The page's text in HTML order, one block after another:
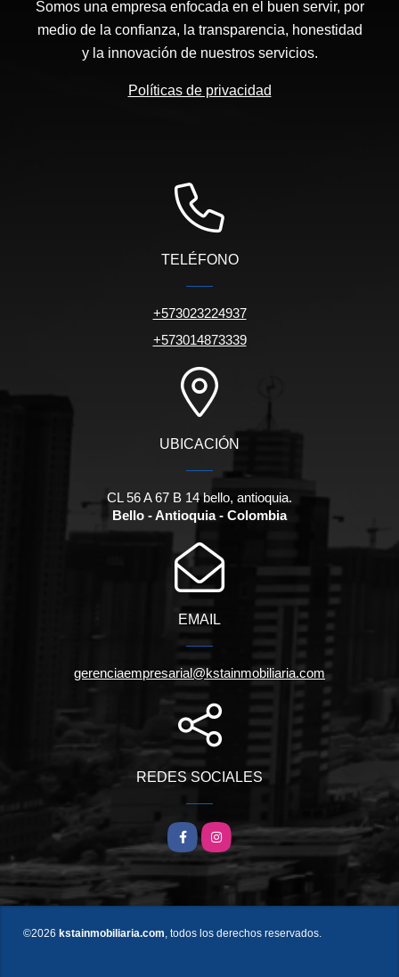
Somos una empresa enfocada en el buen servir, por
medio de la confianza, la transparencia, honestidad
y la innovación de nuestros servicios.
Políticas de privacidad
TELÉFONO
+573023224937
+573014873339
UBICACIÓN
CL 56 A 67 B 14 bello, antioquia.
Bello - Antioquia - Colombia
EMAIL
gerenciaempresarial@kstainmobiliaria.com
REDES SOCIALES
FacebookInstagram
©2026 kstainmobiliaria.com, todos los derechos reservados.